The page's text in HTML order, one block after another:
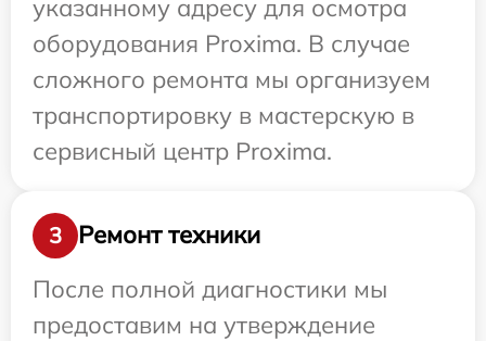
указанному адресу для осмотра
оборудования Proxima. В случае
сложного ремонта мы организуем
транспортировку в мастерскую в
сервисный центр Proxima.
3
Ремонт техники
После полной диагностики мы
предоставим на утверждение